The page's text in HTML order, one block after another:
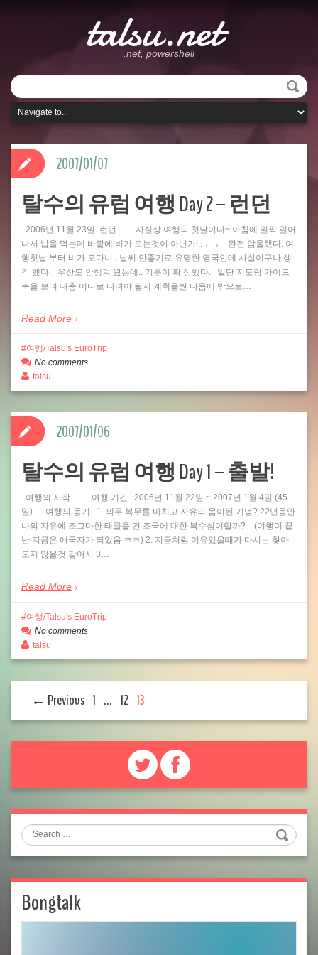
talsu.net
.net, powershell
탈수의 유럽 여행 Day 2 – 런던
2006년 11월 23일 런던 사실상 여행의 첫날이다~ 아침에 일찍 일어
나서 밥을 먹는데 바깥에 비가 오는것이 아닌가!..ㅜ.ㅜ 완전 암울했다. 여
행첫날 부터 비가 오다니.. 날씨 안좋기로 유명한 영국인데 사실이구나 생
각 했다. 우산도 안챙겨 왔는데.. 기분이 확 상했다. 일단 지도랑 가이드
북을 보며 대충 어디로 다녀야 될지 계획을짠 다음에 밖으로…
Read More
2007/01/07
여행/Talsu's EuroTrip
No comments
talsu
탈수의 유럽 여행 Day 1 – 출발!
여행의 시작 여행 기간 2006년 11월 22일 ~ 2007년 1월 4일 (45
일) 여행의 동기 1. 의무 복무를 마치고 자유의 몸이된 기념? 22년동안
나의 자유에 조그마한 태클을 건 조국에 대한 복수심이랄까? (여행이 끝
난 지금은 애국자가 되었음 ㅋㅋ) 2. 지금처럼 여유있을때가 다시는 찾아
오지 않을것 같아서 3…
Read More
2007/01/06
여행/Talsu's EuroTrip
No comments
talsu
← Previous 1 … 12 13
Search
Bongtalk